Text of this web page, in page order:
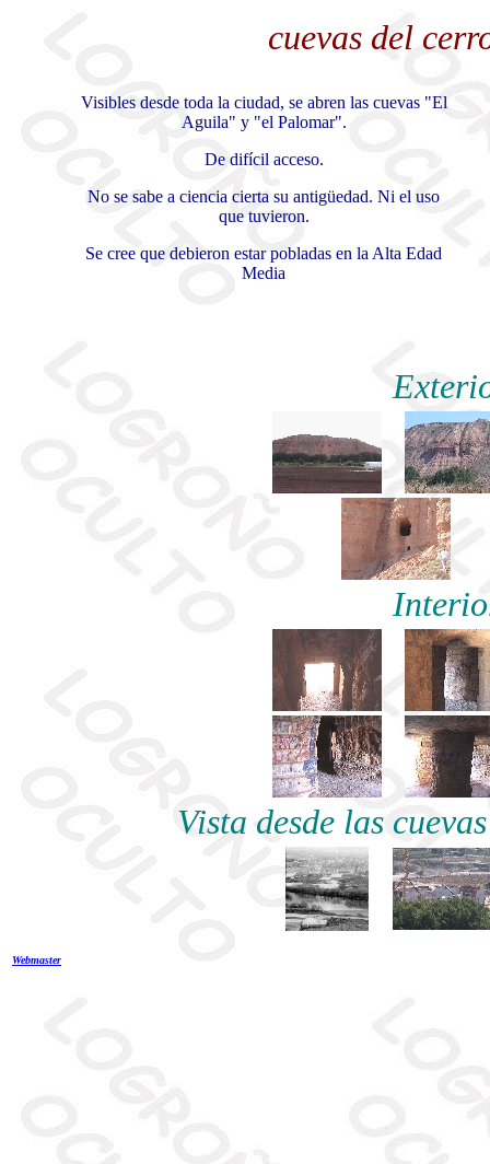
cuevas del
Visibles desde toda la ciudad, se abren las cuevas "El
Aguila" y "el Palomar".
De difícil acceso.
No se sabe a ciencia cierta su antigüedad. Ni el uso
que tuvieron.
Se cree que debieron estar pobladas en la Alta Edad
Media
Vista desde las cuevas
Webmaster